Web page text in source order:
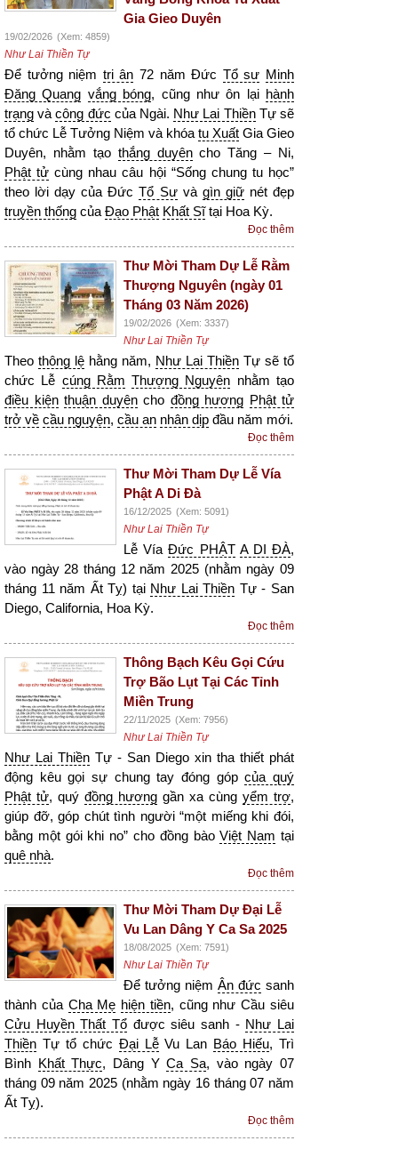
Gia Gieo Duyên
19/02/2026 (Xem: 4859)
Như Lai Thiền Tự
Để tưởng niệm tri ân 72 năm Đức Tổ sư Minh
Đăng Quang vắng bóng, cũng như ôn lại hành
trạng vàcông đức của Ngài. Như Lai ThiềnTự sẽ
tổ chức Lễ Tưởng Niệm và khóa tu Xuất Gia Gieo
Duyên, nhằm tạo thắng duyêncho Tăng – Ni,
Phật tử cùng nhau câu hội “Sống chung tu học”
theo lời dạy của ĐứcTổ Sưvà gìn giữnét đẹp
truyền thống của Đạo Phật Khất Sĩtại Hoa Kỳ.
Đọc thêm
Thư Mời Tham Dự Lễ Rằm
Thượng Nguyên (ngày 01
Tháng 03 Năm 2026)
19/02/2026 (Xem: 3337)
Như Lai Thiền Tự
Theo thông lệ hằng năm, Như Lai Thiền Tự sẽ tổ
chức Lễ cúng Rằm Thượng Nguyên nhằm tạo
điều kiện thuận duyêncho đồng hương Phật tử
trở về cầu nguyện, cầu an nhân dịp đầu năm mới.
Đọc thêm
Thư Mời Tham Dự Lễ Vía
Phật A Di Đà
16/12/2025 (Xem: 5091)
Như Lai Thiền Tự
Lễ VíaĐức PHẬT A DI ĐÀ,
vào ngày 28 tháng 12 năm 2025 (nhằm ngày 09
tháng 11 năm Ất Tỵ) tại Như Lai Thiền Tự - San
Diego, California, Hoa Kỳ.
Đọc thêm
Thông Bạch Kêu Gọi Cứu
Trợ Bão Lụt Tại Các Tỉnh
Miền Trung
22/11/2025 (Xem: 7956)
Như Lai Thiền Tự
Như Lai Thiền Tự - San Diego xin tha thiết phát
động kêu gọi sự chung tay đóng gópcủa quý
Phật tử, quý đồng hương gần xa cùng yểm trợ,
giúp đỡ, góp chút tình người “một miếng khi đói,
bằng một gói khi no” cho đồng bàoViệt Nam tại
quê nhà.
Đọc thêm
Thư Mời Tham Dự Đại Lễ
Vu Lan Dâng Y Ca Sa 2025
18/08/2025 (Xem: 7591)
Như Lai Thiền Tự
Để tưởng niệm Ân đức sanh
thành của Cha Mẹ hiện tiền, cũng như Cầu siêu
Cửu Huyền Thất Tổ được siêu sanh - Như Lai
Thiền Tự tổ chức Đại LễVu Lan Báo Hiếu, Trì
Bình Khất Thực, Dâng YCa Sa, vào ngày 07
tháng 09 năm 2025 (nhằm ngày 16 tháng 07 năm
Ất Tỵ).
Đọc thêm